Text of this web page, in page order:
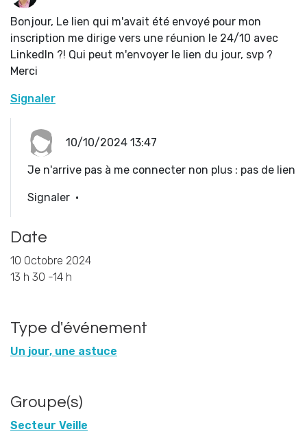
Bonjour, Le lien qui m'avait été envoyé pour mon
inscription me dirige vers une réunion le 24/10 avec
LinkedIn ?! Qui peut m'envoyer le lien du jour, svp ?
Merci
Signaler
10/10/2024 13:47
Je n'arrive pas à me connecter non plus : pas de lien
Signaler ·
Date
10 Octobre 2024
13 h 30 -14 h
Type d'événement
Un jour, une astuce
Groupe(s)
Secteur Veille